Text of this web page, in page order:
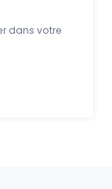
dans votre